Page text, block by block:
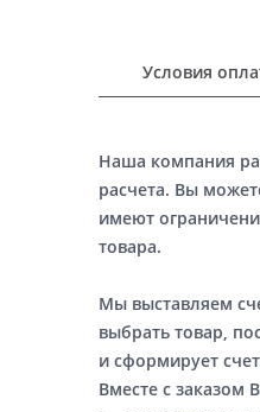
Условия
Наша компания
расчета. Вы
имеют
товара.
Мы выставляем
выбрать товар,
и сформирует
Вместе с заказом